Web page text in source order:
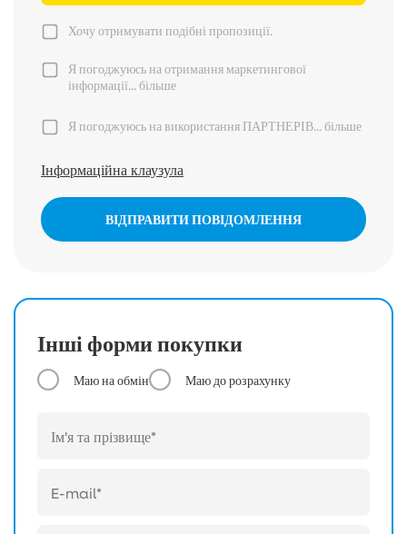
Хочу отримувати подібні пропозиції.
Я погоджуюсь на отримання маркетингової
інформації...більше
Я погоджуюсь на використання ПАРТНЕРІВ...більше
Інформаційна клаузула
ВІДПРАВИТИ ПОВІДОМЛЕННЯ
Інші форми покупки
Маю на обмін Маю до розрахунку